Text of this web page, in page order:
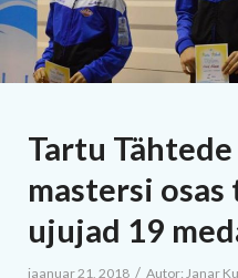
Tartu
mastersi
ujujad 19
jaanuar 21, 2018 / Autor: Janar